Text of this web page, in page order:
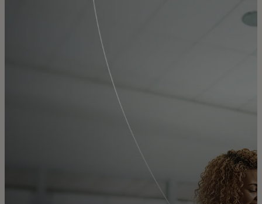
Para empresas
Para el mundo
Para innovadores
Noticias y tendencias